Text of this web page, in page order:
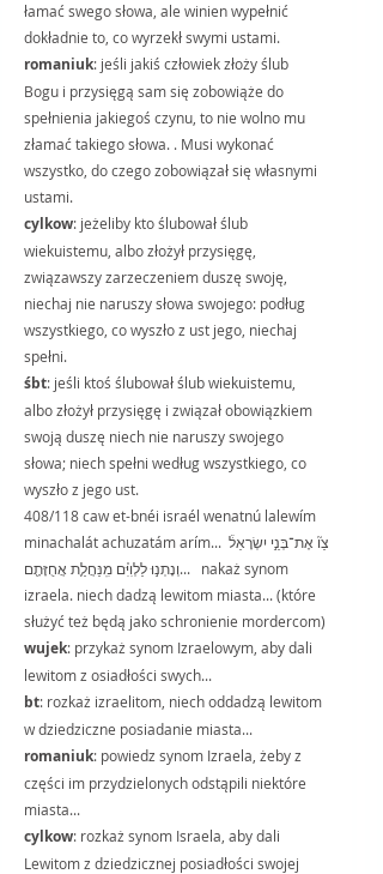
łamać swego słowa, ale winien wypełnić
dokładnie to, co wyrzekł swymi ustami.
romaniuk: jeśli jakiś człowiek złoży ślub
Bogu i przysięgą sam się zobowiąże do
spełnienia jakiegoś czynu, to nie wolno mu
złamać takiego słowa. . Musi wykonać
wszystko, do czego zobowiązał się własnymi
ustami.
cylkow: jeżeliby kto ślubował ślub
wiekuistemu, albo złożył przysięgę,
związawszy zarzeczeniem duszę swoję,
niechaj nie naruszy słowa swojego: podług
wszystkiego, co wyszło z ust jego, niechaj
spełni.
śbt: jeśli ktoś ślubował ślub wiekuistemu,
albo złożył przysięgę i związał obowiązkiem
swoją duszę niech nie naruszy swojego
słowa; niech spełni według wszystkiego, co
wyszło z jego ust.
408/118 caw et-bnéi israél wenatnú lalewím
minachalát achuzatám arím... צַו֘ אֶת־בְּנֵ֣י יִשְׂרָאֵל֒
וְנָתְנ֣וּ לַלְוִיִּ֗ם מִֽנַּחֲלַ֛ת אֲחֻזָּתָ֖ם...   nakaż synom
izraela. niech dadzą lewitom miasta... (które
służyć też będą jako schronienie mordercom)
wujek: przykaż synom Izraelowym, aby dali
lewitom z osiadłości swych...
bt: rozkaż izraelitom, niech oddadzą lewitom
w dziedziczne posiadanie miasta...
romaniuk: powiedz synom Izraela, żeby z
części im przydzielonych odstąpili niektóre
miasta...
cylkow: rozkaż synom Israela, aby dali
Lewitom z dziedzicznej posiadłości swojej